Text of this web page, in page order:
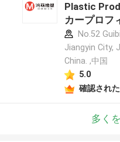
Plastic
カープロフ
No.52
Jiangyin City,
China. ,中国
5.0
確認され
多く